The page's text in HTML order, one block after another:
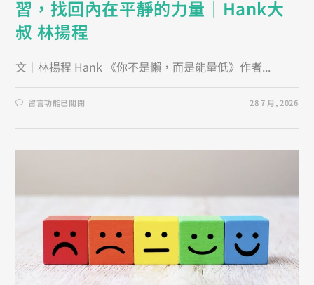
習，找回內在平靜的力量｜Hank大
叔 林揚程
文｜林揚程 Hank 《你不是懶，而是能量低》作者...
留言功能已關閉 28 7 月, 2026